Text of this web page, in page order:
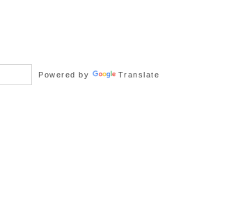
Powered by Translate